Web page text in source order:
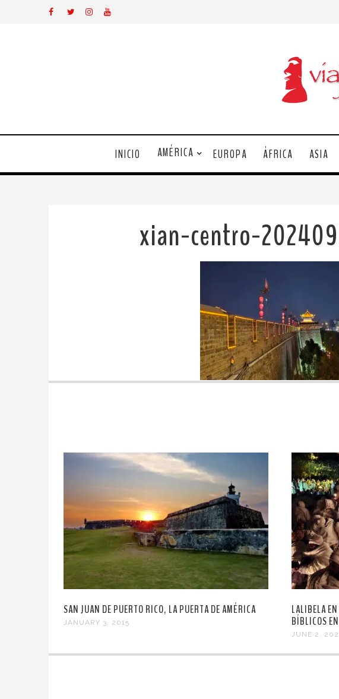
INICIO AMÉRICA EUROPA ÁFRICA ASIA
xian-centro-
SAN JUAN DE PUERTO RICO, LA PUERTA DE AMÉRICA
JANUARY 3, 2015
LALIBELA
BÍBLICOS
JUNE 2,